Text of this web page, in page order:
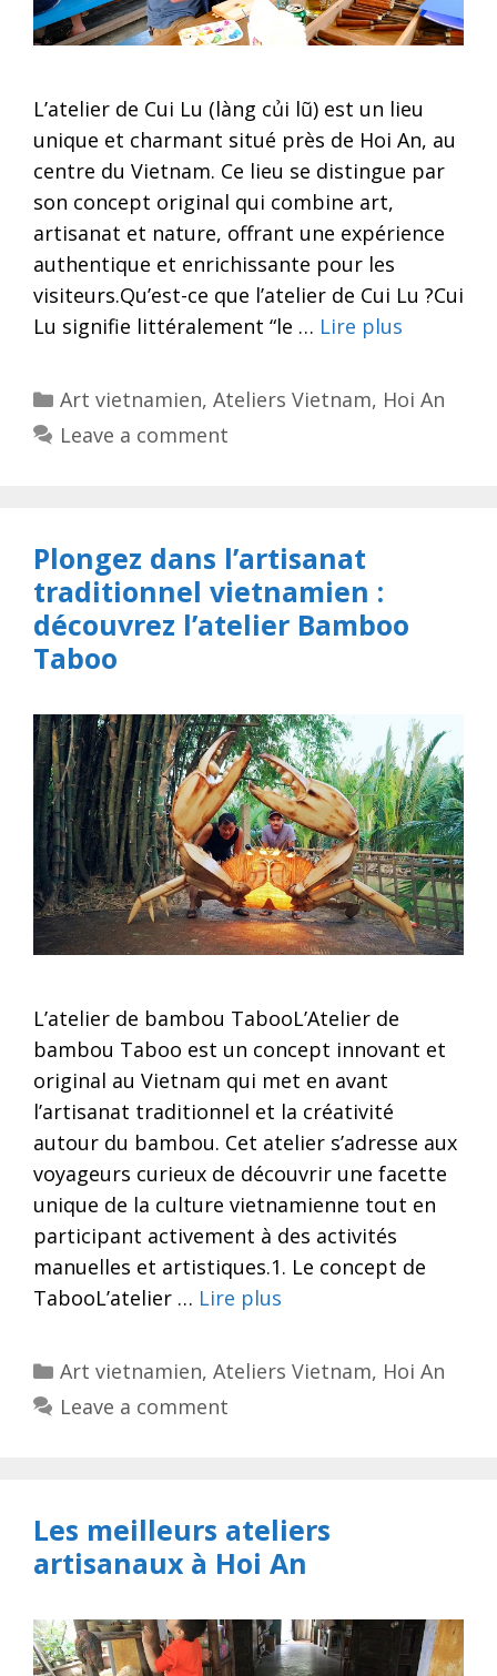
L’atelier de Cui Lu (làng củi lũ) est un lieu
unique et charmant situé près de Hoi An, au
centre du Vietnam. Ce lieu se distingue par
son concept original qui combine art,
artisanat et nature, offrant une expérience
authentique et enrichissante pour les
visiteurs.Qu’est-ce que l’atelier de Cui Lu ?Cui
Lu signifie littéralement “le … Lire plus
Categories
Art vietnamien, Ateliers Vietnam, Hoi An
Leave a comment
Plongez dans l’artisanat
traditionnel vietnamien :
découvrez l’atelier Bamboo
Taboo
L’atelier de bambou TabooL’Atelier de
bambou Taboo est un concept innovant et
original au Vietnam qui met en avant
l’artisanat traditionnel et la créativité
autour du bambou. Cet atelier s’adresse aux
voyageurs curieux de découvrir une facette
unique de la culture vietnamienne tout en
participant activement à des activités
manuelles et artistiques.1. Le concept de
TabooL’atelier … Lire plus
Categories
Art vietnamien, Ateliers Vietnam, Hoi An
Leave a comment
Les meilleurs ateliers
artisanaux à Hoi An